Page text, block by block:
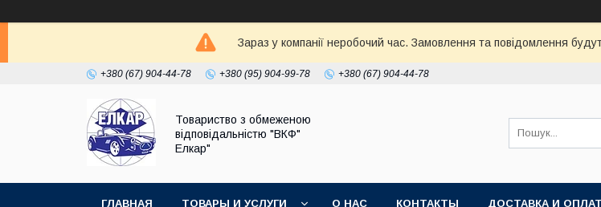
Зараз у компанії неробочий час. Замовлення та повідомлення
+380 (67) 904-44-78 +380 (95) 904-99-78 +380 (67) 904-44-78
Товариство з обмеженою
відповідальністю "ВКФ"
Елкар"
ГЛАВНАЯ ТОВАРЫ И УСЛУГИ О НАС КОНТАКТЫ ДОСТАВКА И